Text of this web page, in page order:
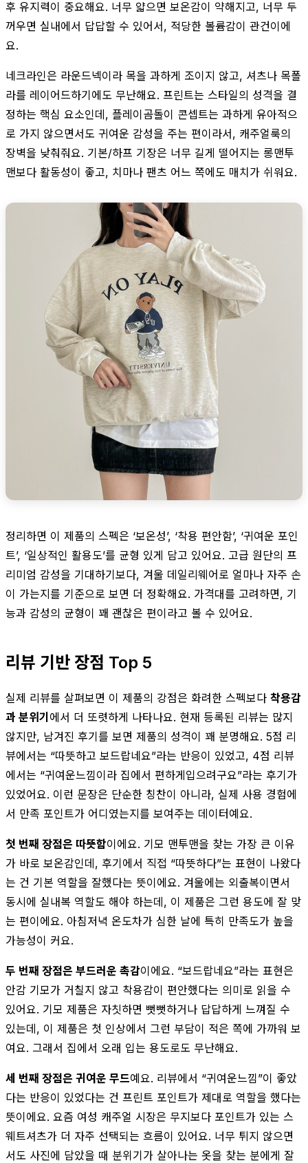
후 유지력이 중요해요. 너무 얇으면 보온감이 약해지고, 너무 두
꺼우면 실내에서 답답할 수 있어서, 적당한 볼륨감이 관건이에
요.
네크라인은 라운드넥이라 목을 과하게 조이지 않고, 셔츠나 목폴
라를 레이어드하기에도 무난해요. 프린트는 스타일의 성격을 결
정하는 핵심 요소인데, 플레이곰돌이 콘셉트는 과하게 유아적으
로 가지 않으면서도 귀여운 감성을 주는 편이라서, 캐주얼룩의
장벽을 낮춰줘요. 기본/하프 기장은 너무 길게 떨어지는 롱맨투
맨보다 활동성이 좋고, 치마나 팬츠 어느 쪽에도 매치가 쉬워요.
정리하면 이 제품의 스펙은 ‘보온성’, ‘착용 편안함’, ‘귀여운 포인
트’, ‘일상적인 활용도’를 균형 있게 담고 있어요. 고급 원단의 프
리미엄 감성을 기대하기보다, 겨울 데일리웨어로 얼마나 자주 손
이 가는지를 기준으로 보면 더 정확해요. 가격대를 고려하면, 기
능과 감성의 균형이 꽤 괜찮은 편이라고 볼 수 있어요.
리뷰 기반 장점 Top 5
실제 리뷰를 살펴보면 이 제품의 강점은 화려한 스펙보다 착용감
과 분위기 에서 더 또렷하게 나타나요. 현재 등록된 리뷰는 많지
않지만, 남겨진 후기를 보면 제품의 성격이 꽤 분명해요. 5점 리
뷰에서는 “따뜻하고 보드랍네요”라는 반응이 있었고, 4점 리뷰
에서는 “귀여운느낌이라 집에서 편하게입으려구요”라는 후기가
있었어요. 이런 문장은 단순한 칭찬이 아니라, 실제 사용 경험에
서 만족 포인트가 어디였는지를 보여주는 데이터예요.
첫 번째 장점은 따뜻함이에요. 기모 맨투맨을 찾는 가장 큰 이유
가 바로 보온감인데, 후기에서 직접 “따뜻하다”는 표현이 나왔다
는 건 기본 역할을 잘했다는 뜻이에요. 겨울에는 외출복이면서
동시에 실내복 역할도 해야 하는데, 이 제품은 그런 용도에 잘 맞
는 편이에요. 아침저녁 온도차가 심한 날에 특히 만족도가 높을
가능성이 커요.
두 번째 장점은 부드러운 촉감이에요. “보드랍네요”라는 표현은
안감 기모가 거칠지 않고 착용감이 편안했다는 의미로 읽을 수
있어요. 기모 제품은 자칫하면 뻣뻣하거나 답답하게 느껴질 수
있는데, 이 제품은 첫 인상에서 그런 부담이 적은 쪽에 가까워 보
여요. 그래서 집에서 오래 입는 용도로도 무난해요.
세 번째 장점은 귀여운 무드예요. 리뷰에서 “귀여운느낌”이 좋았
다는 반응이 있었다는 건 프린트 포인트가 제대로 역할을 했다는
뜻이에요. 요즘 여성 캐주얼 시장은 무지보다 포인트가 있는 스
웨트셔츠가 더 자주 선택되는 흐름이 있어요. 너무 튀지 않으면
서도 사진에 담았을 때 분위기가 살아나는 옷을 찾는 분에게 잘